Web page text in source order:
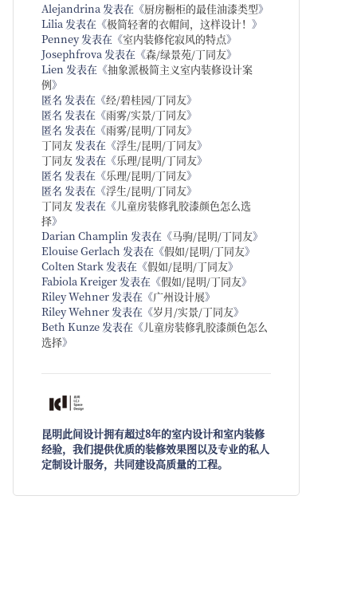
Alejandrina 发表在《厨房橱柜的最佳油漆类型》
Lilia 发表在《极简轻奢的衣帽间，这样设计！ 》
Penney发表在《室内装修侘寂风的特点》
Josephfrova 发表在《森/绿景苑/丁同友》
Lien 发表在《抽象派极简主义室内装修设计案
例》
匿名 发表在《经/碧桂园/丁同友》
匿名 发表在《雨雾/实景/丁同友》
匿名 发表在《雨雾/昆明/丁同友》
丁同友 发表在《浮生/昆明/丁同友》
丁同友 发表在《乐理/昆明/丁同友》
匿名 发表在《乐理/昆明/丁同友》
匿名 发表在《浮生/昆明/丁同友》
丁同友 发表在《儿童房装修乳胶漆颜色怎么选
择》
Darian Champlin 发表在《马驹/昆明/丁同友》
Elouise Gerlach 发表在《假如/昆明/丁同友》
Colten Stark 发表在《假如/昆明/丁同友》
Fabiola Kreiger 发表在《假如/昆明/丁同友》
Riley Wehner 发表在《广州设计展》
Riley Wehner 发表在《岁月/实景/丁同友》
Beth Kunze 发表在《儿童房装修乳胶漆颜色怎么
选择》
昆明此间设计拥有超过8年的室内设计和室内装修
经验，我们提供优质的装修效果图以及专业的私人
定制设计服务，共同建设高质量的工程。